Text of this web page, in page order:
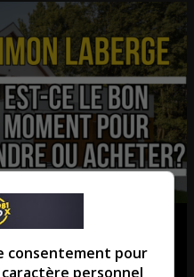
pour vendre
consentement pour
personnel